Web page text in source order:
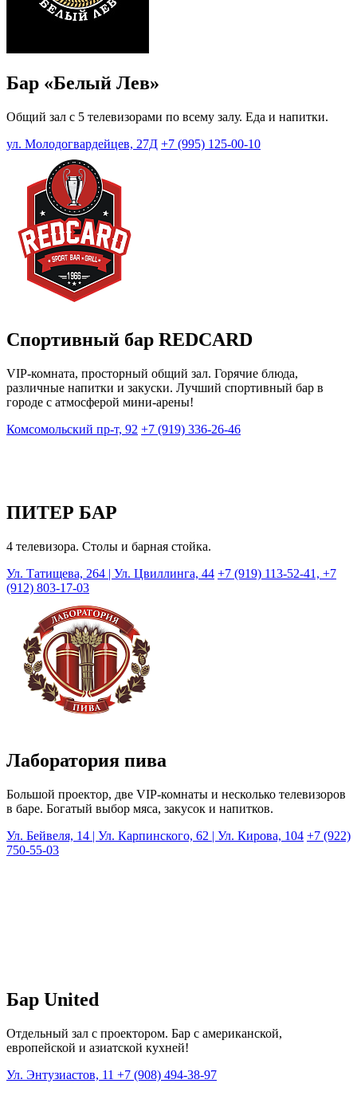
Бар «Белый Лев»
Общий зал с 5 телевизорами по всему залу. Еда и напитки.
ул. Молодогвардейцев, 27Д +7 (995) 125-00-10
Спортивный бар REDCARD
VIP-комната, просторный общий зал. Горячие блюда,
различные напитки и закуски. Лучший спортивный бар в
городе с атмосферой мини-арены!
Комсомольский пр-т, 92 +7 (919) 336-26-46
ПИТЕР БАР
4 телевизора. Столы и барная стойка.
Ул. Татищева, 264 | Ул. Цвиллинга, 44 +7 (919) 113-52-41, +7
(912) 803-17-03
Лаборатория пива
Большой проектор, две VIP-комнаты и несколько телевизоров
в баре. Богатый выбор мяса, закусок и напитков.
Ул. Бейвеля, 14 | Ул. Карпинского, 62 | Ул. Кирова, 104 +7 (922)
750-55-03
Бар United
Отдельный зал с проектором. Бар с американской,
европейской и азиатской кухней!
Ул. Энтузиастов, 11 +7 (908) 494-38-97